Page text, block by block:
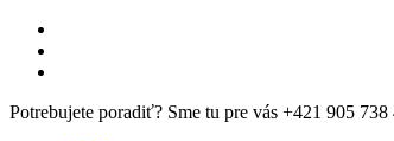
Skip
main
Potrebujete poradiť? Sme tu pre vás +421 905